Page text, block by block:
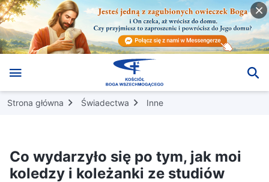
Strona główna Świadectwa Inne
Co wydarzyło się po tym, jak moi
koledzy i koleżanki ze studiów